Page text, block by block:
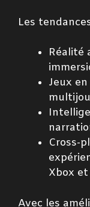
Les
Réalité
Jeux
Cross-
Xbox
Avec les